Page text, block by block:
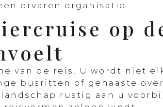
ervaren organisatie.
op
van de reis. U wordt niet
busritten of gehaaste
rustig aan u